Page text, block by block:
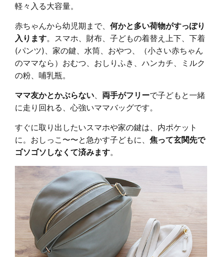
軽々入る大容量。
赤ちゃんから幼児期まで、 何かと多い荷物がすっぽり
入ります。スマホ、財布、子どもの着替え上下、下着
(パンツ)、家の鍵、水筒、おやつ、（小さい赤ちゃん
のママなら）おむつ、おしりふき、ハンカチ、ミルク
の粉、哺乳瓶。
ママ友かとかぶらない、 両手がフリーで子どもと一緒
に走り回れる、心強いママバッグです。
すぐに取り出したいスマホや家の鍵は、内ポケット
に。おしっこ〜〜と急かす子どもに、 焦って玄関先で
ゴソゴソしなくて済みます。